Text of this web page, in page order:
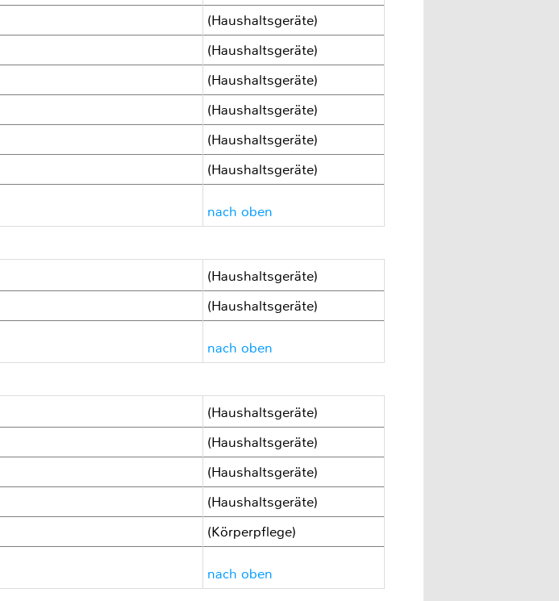
(Haushaltsgeräte)
(Haushaltsgeräte)
(Haushaltsgeräte)
(Haushaltsgeräte)
(Haushaltsgeräte)
(Haushaltsgeräte)
nach oben
(Haushaltsgeräte)
(Haushaltsgeräte)
nach oben
(Haushaltsgeräte)
(Haushaltsgeräte)
(Haushaltsgeräte)
(Haushaltsgeräte)
(Körperpflege)
nach oben